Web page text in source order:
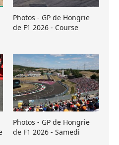
Photos - GP de Hongrie
de F1 2026 - Course
Photos - GP de Hongrie
de F1 2026 - Samedi